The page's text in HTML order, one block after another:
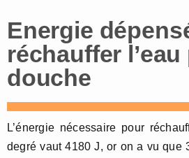
Energie
réchauffer
douche
L’énergie nécessaire pour
degré vaut 4180 J, or on a vu que